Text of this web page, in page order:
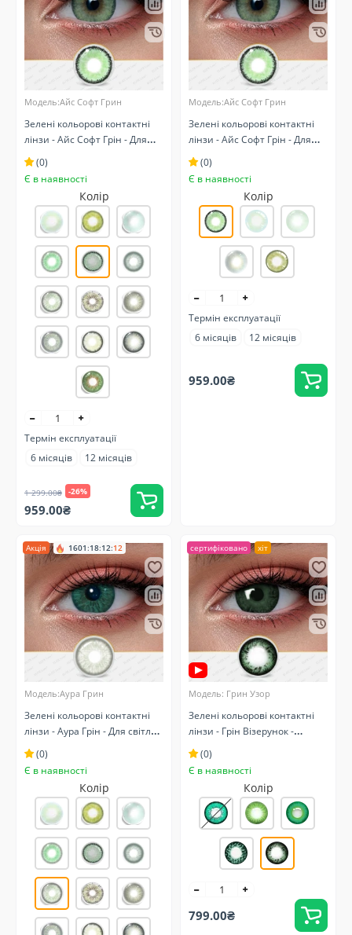
Модель:Айс Софт Грин
Зелені кольорові контактні
лінзи - Айс Софт Грін - Для
світлих очей - Натуральні
(0)
Є в наявності
Колір
Термін експлуатації
6 місяців
12 місяців
1 299.00₴ -26%
959.00₴
Модель:Айс Софт Грин
Зелені кольорові контактні
лінзи - Айс Софт Грін - Для
темних очей - Натуральні
(0)
Є в наявності
Колір
Термін експлуатації
6 місяців
12 місяців
959.00₴
Акція 1601:18:12:11
Модель:Аура Грин
Зелені кольорові контактні
лінзи - Аура Грін - Для світлих
та темних очей - Натуральні
(0)
Є в наявності
Колір
сертифіковано хіт
Модель: Грин Узор
Зелені кольорові контактні
лінзи - Грін Візерунок -
Натуральні
(0)
Є в наявності
Колір
799.00₴